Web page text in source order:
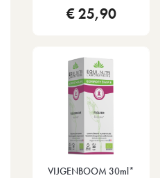
€ 25,90
VIJGENBOOM 30ml*